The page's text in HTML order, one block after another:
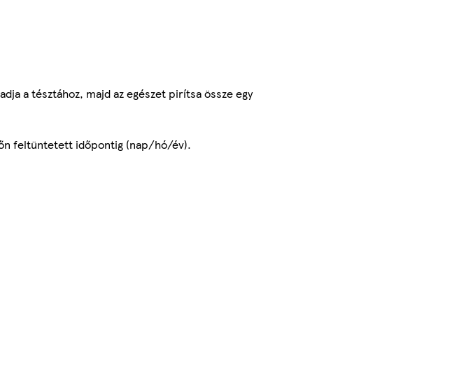
a tésztához, majd az egészet pirítsa össze egy
feltüntetett időpontig (nap/hó/év).